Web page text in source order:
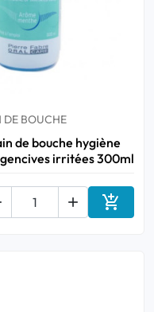
DE BOUCHE
de bouche hygiène
irritées 300ml
 